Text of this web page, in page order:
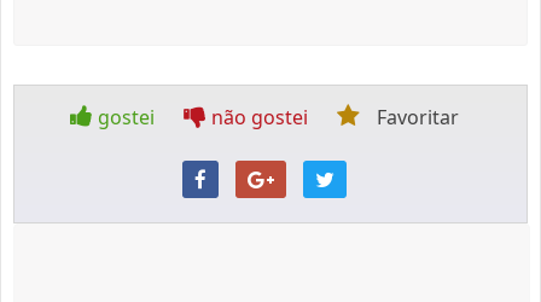
gostei não gostei Favoritar